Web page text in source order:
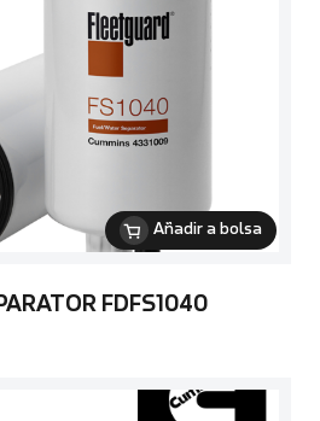
Añadir a bolsa
FDFS1040